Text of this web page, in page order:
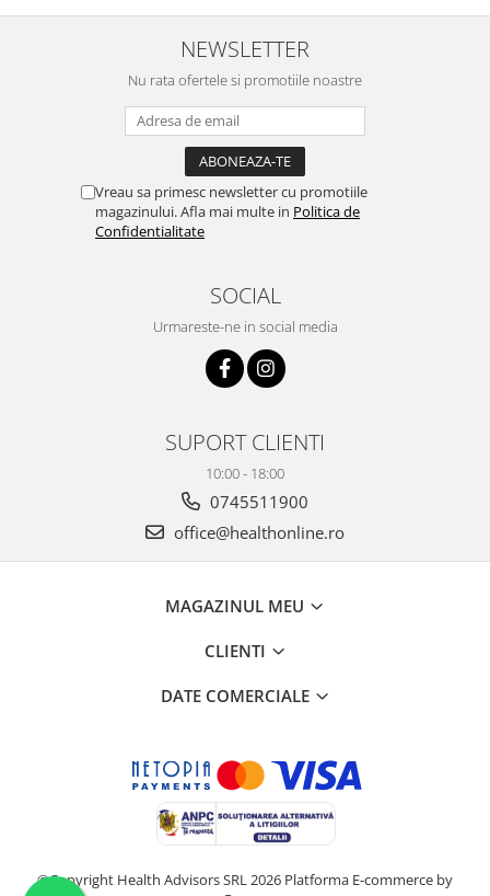
NEWSLETTER
Nu rata ofertele si promotiile noastre
Vreau sa primesc newsletter cu promotiile
magazinului. Afla mai multe in Politica de
Confidentialitate
SOCIAL
Urmareste-ne in social media
SUPORT CLIENTI
10:00 - 18:00
0745511900
office@healthonline.ro
MAGAZINUL MEU
CLIENTI
DATE COMERCIALE
©Copyright Health Advisors SRL 2026 Platforma E-commerce by